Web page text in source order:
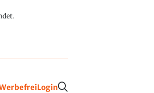
Login